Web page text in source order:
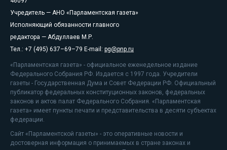
Учредитель — АНО «Парламентская газета»
Исполняющий обязанности главного
редактора — Абдуллаев М.Р.
Тел.: +7 (495) 637–69–79 E-mail: pg@pnp.ru
«Парламентская газета» - официальное еженедельное издание
Федерального Собрания РФ. Издается с 1997 года. Учредители
газеты - Государственная Дума и Совет Федерации РФ. Официальный
публикатор федеральных конституционных законов, федеральных
законов и актов палат Федерального Собрания. «Парламентская
газета» имеет пункты печати и представительства в десяти субъектах
федерации.
Сайт «Парламентской газеты» - это оперативные новости и
достоверная информация о принимаемых в стране законах и